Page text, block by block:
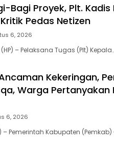
Bagi Proyek, Plt.
Pedas Netizen
6, 2026
(HP) – Pelaksana Tugas (Plt)
Kekeringan,
Warga Pertanyakan
6, 2026
– Pemerintah Kabupaten